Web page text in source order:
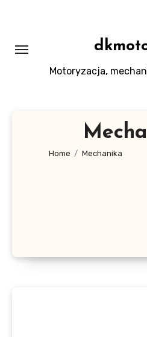
Motoryzacja,
Home Mechanika